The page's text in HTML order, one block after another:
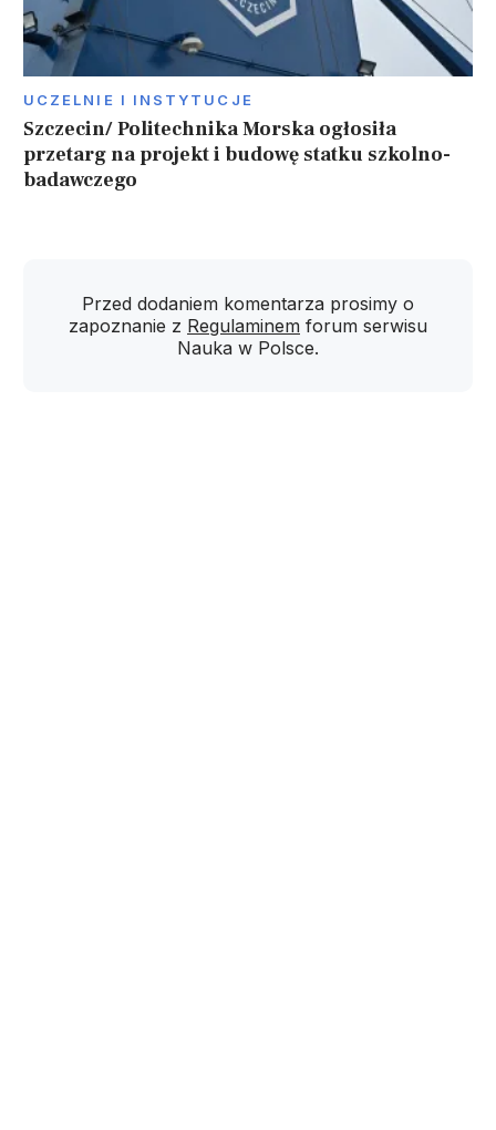
UCZELNIE I INSTYTUCJE
Szczecin/ Politechnika Morska ogłosiła
przetarg na projekt i budowę statku szkolno-
badawczego
Przed dodaniem komentarza prosimy o
zapoznanie z Regulaminem forum serwisu
Nauka w Polsce.